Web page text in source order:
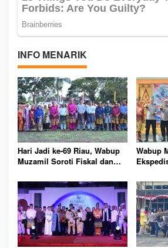
INFO MENARIK
Hari Jadi ke-69 Riau, Wabup
Muzamil Soroti Fiskal dan
Pembangunan untuk
Masyarakat
Wabup